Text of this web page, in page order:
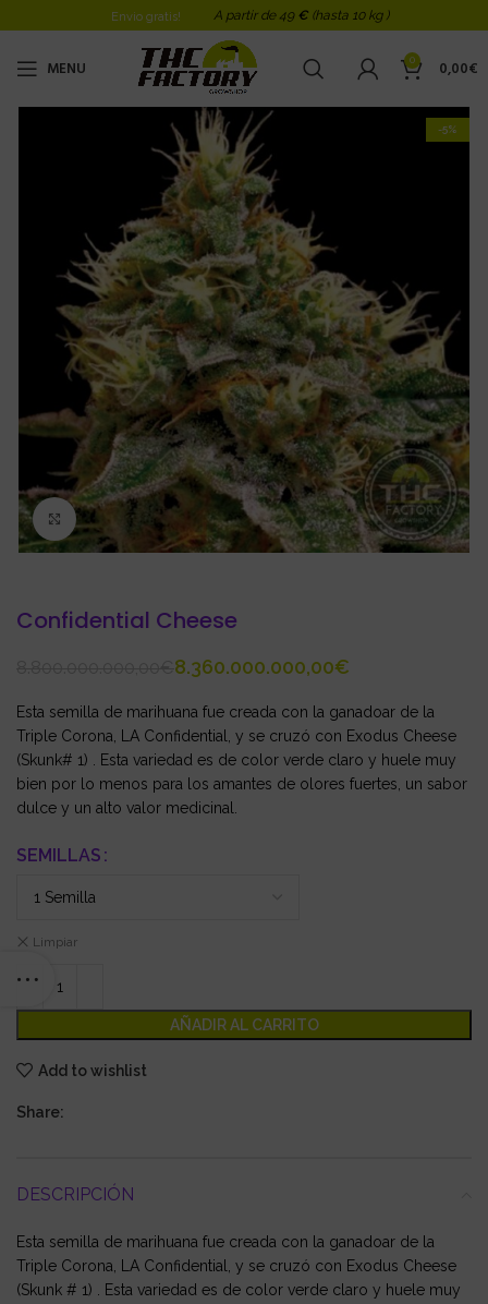
Envio gratis! A partir de 49 € (hasta 10 kg )
MENU 0 0,00€
-5%
Click to enlarge
Confidential Cheese
8.360.000.000,00€
Esta semilla de marihuana fue creada con la ganadoar de la
Triple Corona, LA Confidential, y se cruzó con Exodus Cheese
(Skunk# 1) . Esta variedad es de color verde claro y huele muy
bien por lo menos para los amantes de olores fuertes, un sabor
dulce y un alto valor medicinal.
SEMILLAS
Limpiar
AÑADIR AL CARRITO
Add to wishlist
Share:
DESCRIPCIÓN
Esta semilla de marihuana fue creada con la ganadoar de la
Triple Corona, LA Confidential, y se cruzó con Exodus Cheese
(Skunk # 1) . Esta variedad es de color verde claro y huele muy